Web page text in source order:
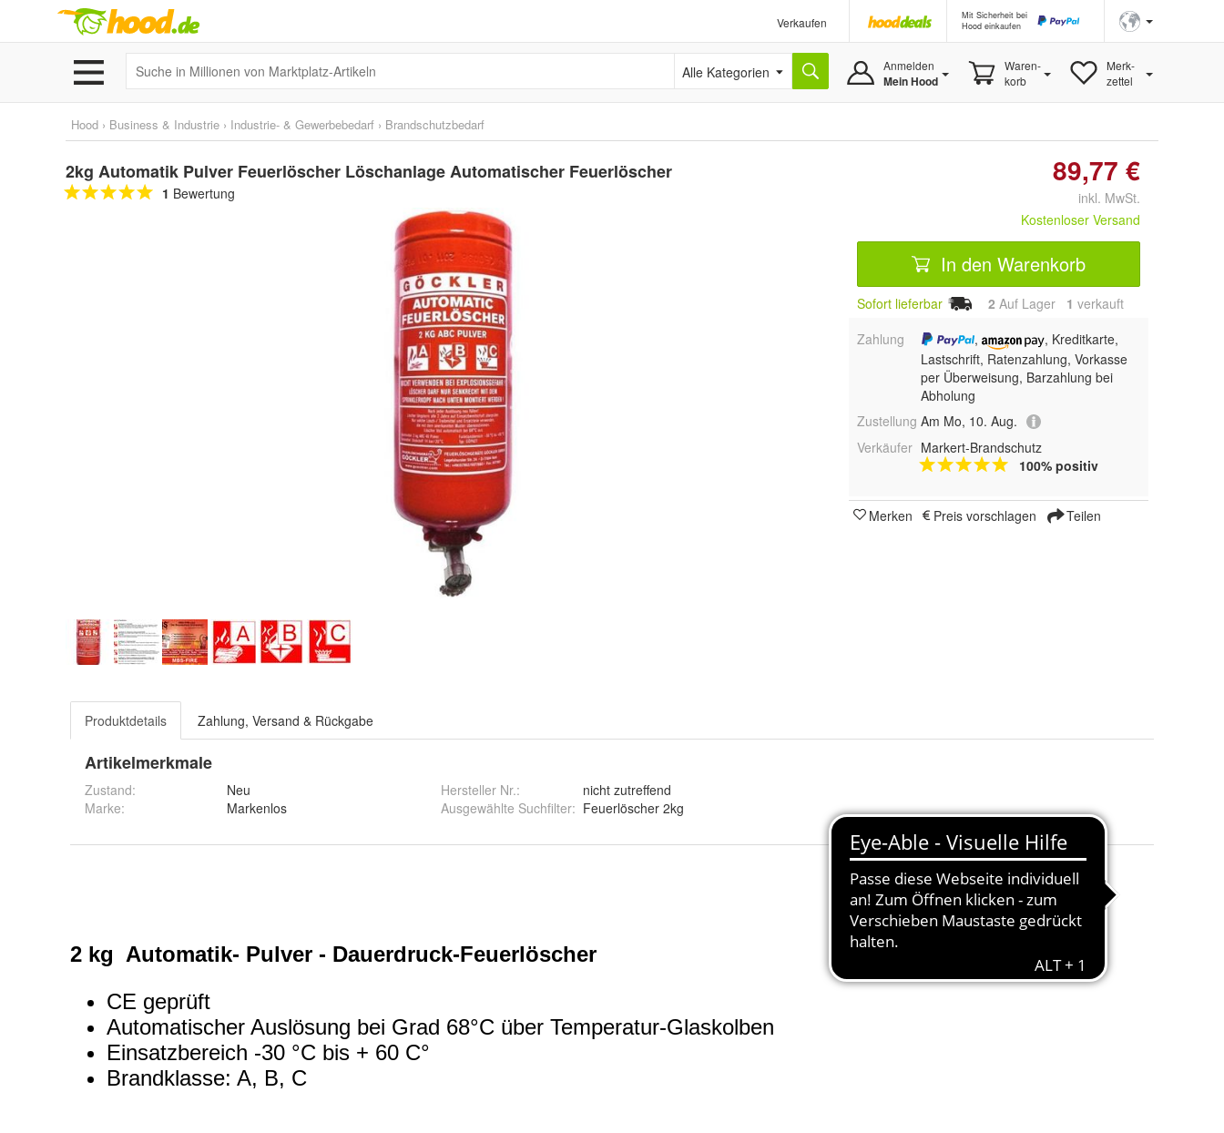
Verkaufen
Mit Sicherheit bei
Hood einkaufen
Alle Kategorien Anmelden
Mein Hood
Waren-
korb
Merk-
zettel
Hood › Business & Industrie › Industrie- & Gewerbebedarf › Brandschutzbedarf
2kg Automatik Pulver Feuerlöscher Löschanlage Automatischer Feuerlöscher
1 Bewertung
89,77 €
inkl. MwSt.
Kostenloser Versand
In den Warenkorb
Sofort lieferbar 2 Auf Lager 1 verkauft
Zahlung
,
, Kreditkarte,
Lastschrift, Ratenzahlung, Vorkasse
per Überweisung, Barzahlung bei
Abholung
Zustellung Am Mo, 10. Aug.
Verkäufer Markert-Brandschutz
100% positiv
Merken Preis vorschlagen Teilen
Produktdetails Zahlung, Versand & Rückgabe
Artikelmerkmale
Zustand:
Neu
Marke:
Markenlos
Hersteller Nr.:
nicht zutreffend
Ausgewählte Suchfilter: Feuerlöscher 2kg